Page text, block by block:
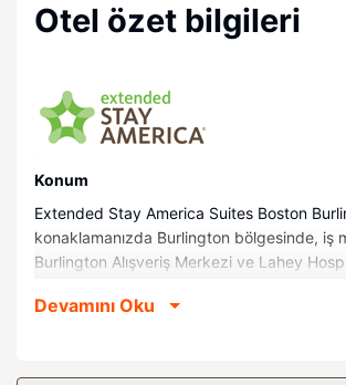
Otel özet bilgileri
Konum
Extended Stay America Suites Boston
konaklamanızda Burlington bölgesinde, iş
Burlington Alışveriş Merkezi ve Lahey
TD Bahçesi ile 21,8 km (13,5 mi) mesafede.
Misafirlerimizin konforu ve rahatı için 140
Devamını Oku